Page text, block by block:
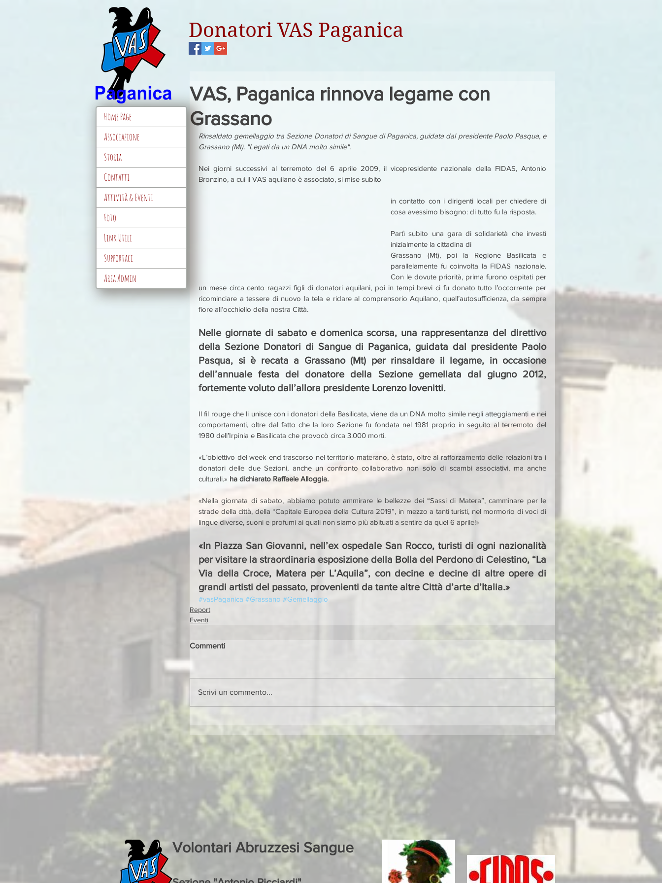
Donatori VAS Paganica
VAS, Paganica rinnova legame con
Grassano
Rinsaldato gemellaggio tra Sezione Donatori di Sangue di Paganica, guidata dal presidente Paolo Pasqua, e
Grassano (Mt). "Legati da un DNA molto simile".
Nei giorni successivi al terremoto del 6 aprile 2009, il vicepresidente nazionale della FIDAS, Antonio
Bronzino, a cui il VAS aquilano è associato, si mise subito
in contatto con i dirigenti locali per chiedere di
cosa avessimo bisogno: di tutto fu la risposta.
Partì subito una gara di solidarietà che investì
inizialmente la cittadina di
Grassano (Mt), poi la Regione Basilicata e
parallelamente fu coinvolta la FIDAS nazionale.
Con le dovute priorità, prima furono ospitati per
un mese circa cento ragazzi figli di donatori aquilani, poi in tempi brevi ci fu donato tutto l’occorrente per
ricominciare a tessere di nuovo la tela e ridare al comprensorio Aquilano, quell’autosufficienza, da sempre
fiore all’occhiello della nostra Città.
Nelle giornate di sabato e domenica scorsa, una rappresentanza del direttivo
della Sezione Donatori di Sangue di Paganica, guidata dal presidente Paolo
Pasqua, si è recata a Grassano (Mt) per rinsaldare il legame, in occasione
dell’annuale festa del donatore della Sezione gemellata dal giugno 2012,
fortemente voluto dall’allora presidente Lorenzo Iovenitti.
Il fil rouge che li unisce con i donatori della Basilicata, viene da un DNA molto simile negli atteggiamenti e nei
comportamenti, oltre dal fatto che la loro Sezione fu fondata nel 1981 proprio in seguito al terremoto del
1980 dell’Irpinia e Basilicata che provocò circa 3.000 morti.
«L’obiettivo del week end trascorso nel territorio materano, è stato, oltre al rafforzamento delle relazioni tra i
donatori delle due Sezioni, anche un confronto collaborativo non solo di scambi associativi, ma anche
culturali.» ha dichiarato Raffaele Alloggia.
«Nella giornata di sabato, abbiamo potuto ammirare le bellezze dei “Sassi di Matera”, camminare per le
strade della città, della “Capitale Europea della Cultura 2019”, in mezzo a tanti turisti, nel mormorio di voci di
lingue diverse, suoni e profumi ai quali non siamo più abituati a sentire da quel 6 aprile!»
«In Piazza San Giovanni, nell’ex ospedale San Rocco, turisti di ogni nazionalità
per visitare la straordinaria esposizione della Bolla del Perdono di Celestino, “La
Via della Croce, Matera per L’Aquila”, con decine e decine di altre opere di
grandi artisti del passato, provenienti da tante altre Città d’arte d’Italia.»
#vasPaganica #Grassano #Gemellaggio
Report
Eventi
Commenti
Scrivi un commento...
Home Page
Associazione
Storia
Contatti
Attività & Eventi
Foto
Link Utili
Supportaci
Area Admin
Volontari Abruzzesi Sangue